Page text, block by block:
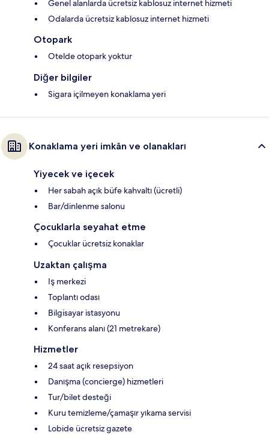
Genel alanlarda ücretsiz kablosuz internet hizmeti
Odalarda ücretsiz kablosuz internet hizmeti
Otopark
Otelde otopark yoktur
Diğer bilgiler
Sigara içilmeyen konaklama yeri
Konaklama yeri imkân ve olanakları
Yiyecek ve içecek
Her sabah açık büfe kahvaltı (ücretli)
Bar/dinlenme salonu
Çocuklarla seyahat etme
Çocuklar ücretsiz konaklar
Uzaktan çalışma
Iş merkezi
Toplantı odası
Bilgisayar istasyonu
Konferans alanı (21 metrekare)
Hizmetler
24 saat açık resepsiyon
Danışma (concierge) hizmetleri
Tur/bilet desteği
Kuru temizleme/çamaşır yıkama servisi
Lobide ücretsiz gazete